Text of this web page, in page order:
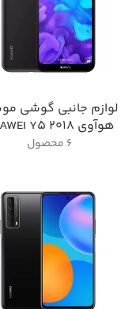
لوازم جانبی گوشی
هوآوی HUAWEI Y5 2018
6 محصول